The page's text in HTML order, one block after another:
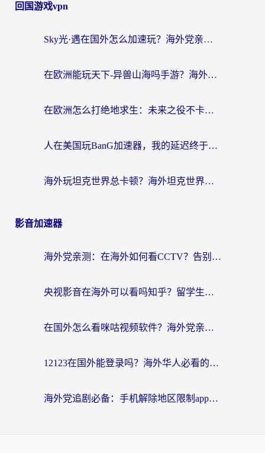
回国游戏vpn
Sky光·遇在国外怎么加速玩？海外党亲测有效的国服游戏加速指南
在欧洲能玩天下-异兽山海吗手游？海外玩家的加速器生存指南
在欧洲怎么打绝地求生：未来之役不卡？留学生亲测的加速器避坑指南
人在美国玩BanG加速器，我的延迟终于绿了
海外玩坦克世界总卡顿？海外坦克世界加速器有哪些？实测好用的选择在这里
影音加速器
海外党亲测：在海外如何看CCTV？告别“仅限大陆播放”的实用指南
央视影音在海外可以看吗知乎？留学生亲测：3步解决地域限制+追剧自由
在国外怎么看咪咕视频软件？海外党亲测有效的回国加速方案
12123在国外能登录吗？海外华人必看的回国加速实用指南
海外党追剧必备：手机解除地区限制app怎么选？解决央视视频&国内剧地区限制全指南